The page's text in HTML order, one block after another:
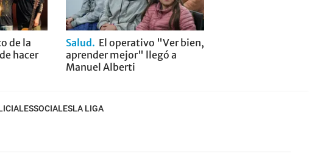
de la
hacer
Salud
El operativo "Ver bien,
aprender mejor" llegó a
Manuel Alberti
SOCIALESLA LIGA